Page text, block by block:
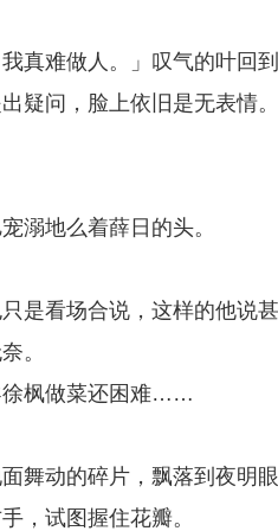
真难做人。」叹气的叶回
疑问，脸上依旧是无表情。
溺地么着薛日的头。
是看场合说，这样的他说
。
徐枫做菜还困难……
舞动的碎片，飘落到夜明眼
，试图握住花瓣。